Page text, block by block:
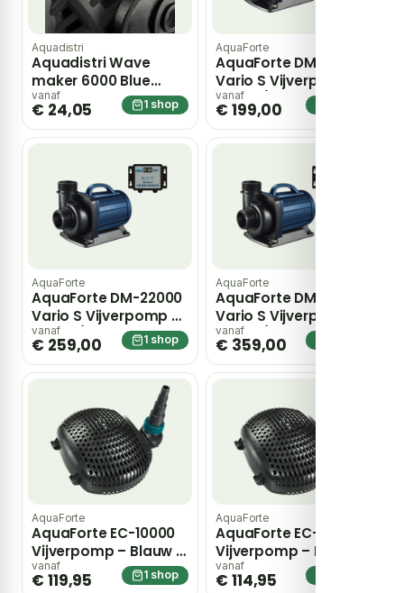
Aquadistri
Aquadistri Wave
maker 6000 Blue
Marine – Zie Foto
vanaf
€ 24,05 1 shop
AquaForte
AquaForte DM-10000
Vario S Vijverpomp –
Blauw / zwart
vanaf
€ 199,00
AquaForte
AquaForte DM-22000
Vario S Vijverpomp –
Blauw / zwart
vanaf
€ 259,00 1 shop
AquaForte
AquaForte DM-30000
Vario S Vijverpomp –
Blauw / zwart
vanaf
€ 359,00
AquaForte
AquaForte EC-10000
Vijverpomp – Blauw /
zwart
vanaf
€ 119,95 1 shop
AquaForte
AquaForte EC-8000
Vijverpomp – Blauw /
zwart
vanaf
€ 114,95